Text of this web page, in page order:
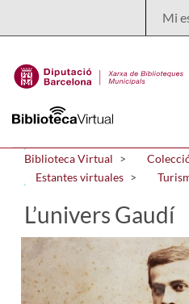
Mi
Biblioteca Virtual
Estantes virtuales
L’univers Gaudí